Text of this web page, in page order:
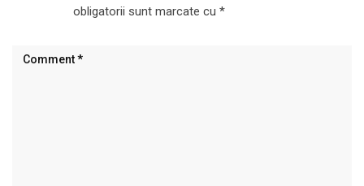
obligatorii sunt marcate cu *